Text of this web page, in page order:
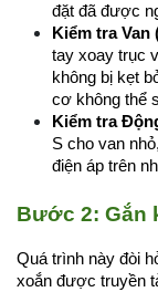
đặt đã được
Kiểm tra Van
tay xoay trục
không bị kẹt
cơ không thể
Kiểm tra
S cho van
điện áp trên
Bước 2: Gắn
Quá trình này đòi
xoắn được truyền